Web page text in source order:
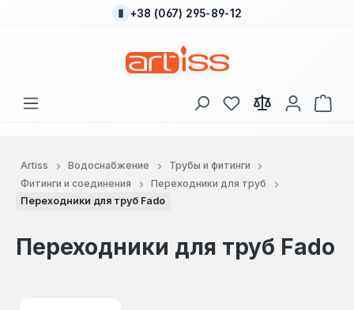
Перейти к основному содержанию
+38 (067) 295-89-12
У вас есть товары
В
Artiss Водоснабжение
Трубы и фитинги
Фитинги и соединения
Переходники для труб
Переходники для труб Fado
Переходники для труб Fado